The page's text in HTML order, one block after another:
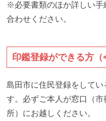
※必要書類のほか詳しい手
合わせください。
印鑑登録ができる方（
島田市に住民登録をしてい
す。必ずご本人が窓口（
所）にお越しください。